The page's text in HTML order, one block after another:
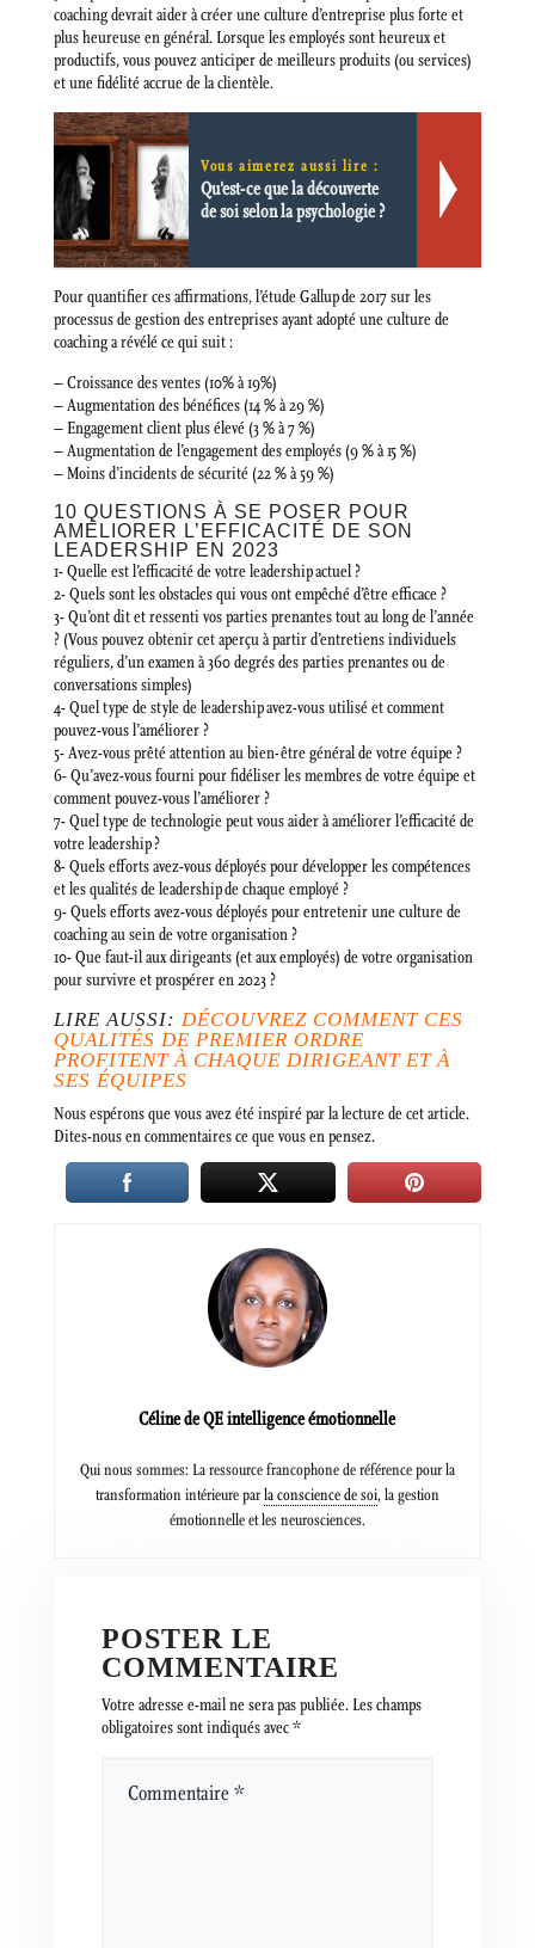
coaching devrait aider à créer une culture d’entreprise plus forte et
plus heureuse en général. Lorsque les employés sont heureux et
productifs, vous pouvez anticiper de meilleurs produits (ou services)
et une fidélité accrue de la clientèle.
Vous aimerez aussi lire :
Qu'est-ce que la découverte
de soi selon la psychologie ?
Pour quantifier ces affirmations, l’étude Gallup de 2017 sur les
processus de gestion des entreprises ayant adopté une culture de
coaching a révélé ce qui suit :
– Croissance des ventes (10% à 19%)
– Augmentation des bénéfices (14 % à 29 %)
– Engagement client plus élevé (3 % à 7 %)
– Augmentation de l’engagement des employés (9 % à 15 %)
– Moins d’incidents de sécurité (22 % à 59 %)
10 QUESTIONS À SE POSER POUR
AMÉLIORER L’EFFICACITÉ DE SON
LEADERSHIP EN 2023
1- Quelle est l’efficacité de votre leadership actuel ?
2- Quels sont les obstacles qui vous ont empêché d’être efficace ?
3- Qu’ont dit et ressenti vos parties prenantes tout au long de l’année
? (Vous pouvez obtenir cet aperçu à partir d’entretiens individuels
réguliers, d’un examen à 360 degrés des parties prenantes ou de
conversations simples)
4- Quel type de style de leadership avez-vous utilisé et comment
pouvez-vous l’améliorer ?
5- Avez-vous prêté attention au bien-être général de votre équipe ?
6- Qu’avez-vous fourni pour fidéliser les membres de votre équipe et
comment pouvez-vous l’améliorer ?
7- Quel type de technologie peut vous aider à améliorer l’efficacité de
votre leadership ?
8- Quels efforts avez-vous déployés pour développer les compétences
et les qualités de leadership de chaque employé ?
9- Quels efforts avez-vous déployés pour entretenir une culture de
coaching au sein de votre organisation ?
10- Que faut-il aux dirigeants (et aux employés) de votre organisation
pour survivre et prospérer en 2023 ?
LIRE AUSSI: DÉCOUVREZ COMMENT CES
QUALITÉS DE PREMIER ORDRE
PROFITENT À CHAQUE DIRIGEANT ET À
SES ÉQUIPES
Nous espérons que vous avez été inspiré par la lecture de cet article.
Dites-nous en commentaires ce que vous en pensez.
Céline de QE intelligence émotionnelle
Qui nous sommes: La ressource francophone de référence pour la
transformation intérieure parla conscience de soi, la gestion
émotionnelle et les neurosciences.
POSTER LE
COMMENTAIRE
Votre adresse e-mail ne sera pas publiée.Les champs
obligatoires sont indiqués avec*